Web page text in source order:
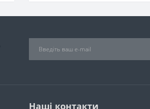
Наші контакти